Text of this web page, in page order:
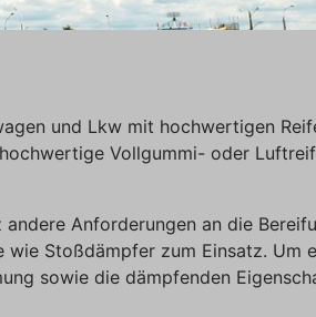
und Lkw mit hochwertigen
Vollgummi- oder
Anforderungen an die
wie Stoßdämpfer zum Einsatz. Um
sowie die dämpfenden